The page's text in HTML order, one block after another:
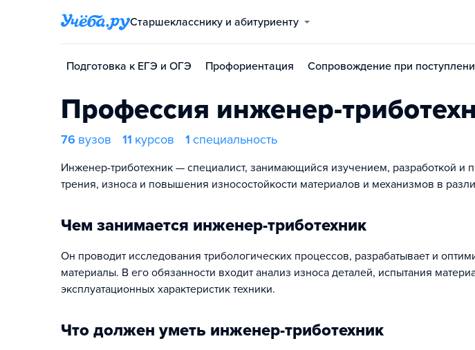
Старшекласснику и абитуриенту
Подготовка к ЕГЭ и ОГЭ Профориентация Сопровождение при
Профессия инженер-
76 вузов 11 курсов 1 специальность
Инженер-триботехник — специалист, занимающийся изучением, разработкой
трения, износа и повышения износостойкости материалов и механизмов в
Чем занимается инженер-триботехник
Он проводит исследования трибологических процессов, разрабатывает и
материалы. В его обязанности входит анализ износа деталей, испытания
эксплуатационных характеристик техники.
Что должен уметь инженер-триботехник